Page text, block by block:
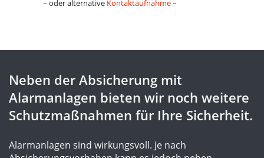
– oder alternative Kontaktaufnahme–
Neben der Absicherung mit
Alarmanlagen bieten wir noch weitere
Schutzmaßnahmen für Ihre Sicherheit.
Alarmanlagen sind wirkungsvoll. Je nach